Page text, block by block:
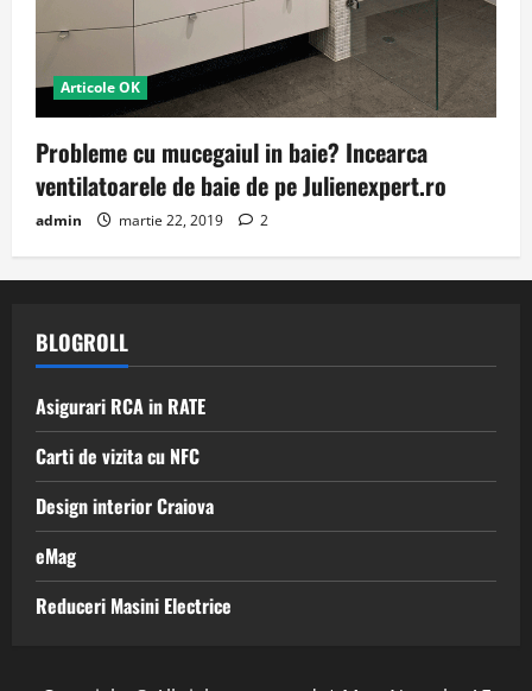
Articole OK
Probleme cu mucegaiul in baie? Incearca
ventilatoarele de baie de pe Julienexpert.ro
admin martie 22, 2019 2
BLOGROLL
Asigurari RCA in RATE
Carti de vizita cu NFC
Design interior Craiova
eMag
Reduceri Masini Electrice